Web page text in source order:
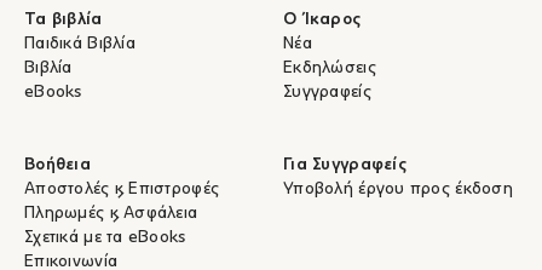
Τα βιβλία
Παιδικά Βιβλία
Βιβλία
eBooks
Ο Ίκαρος
Νέα
Εκδηλώσεις
Συγγραφείς
Βοήθεια
Αποστολές & Επιστροφές
Πληρωμές & Ασφάλεια
Σχετικά με τα eBooks
Επικοινωνία
Για Συγγραφείς
Υποβολή έργου προς έκδοση